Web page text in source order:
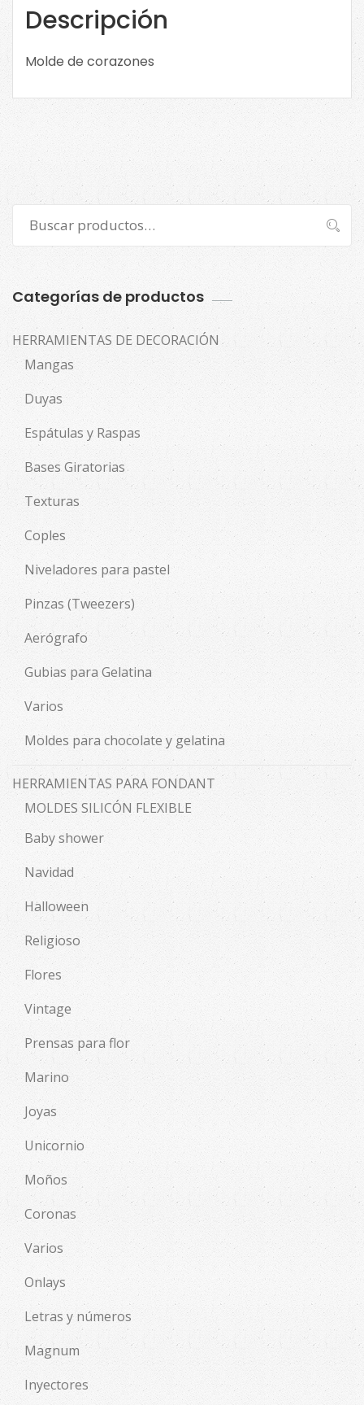
Descripción
Molde de corazones
por:
Buscar
Categorías de productos
HERRAMIENTAS DE DECORACIÓN
Mangas
Duyas
Espátulas y Raspas
Bases Giratorias
Texturas
Coples
Niveladores para pastel
Pinzas (Tweezers)
Aerógrafo
Gubias para Gelatina
Varios
Moldes para chocolate y gelatina
HERRAMIENTAS PARA FONDANT
MOLDES SILICÓN FLEXIBLE
Baby shower
Navidad
Halloween
Religioso
Flores
Vintage
Prensas para flor
Marino
Joyas
Unicornio
Moños
Coronas
Varios
Onlays
Letras y números
Magnum
Inyectores